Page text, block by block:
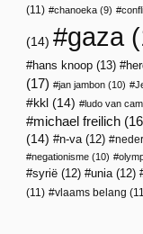
(11)
chanoeka (9)
(14) gaza
hans knoop (13)
(17)
jan jambon (10)
kkl (14) ludo van
michael freilich
(14)
n-va(12)
negationisme (10)
syrië (12) unia(12)
(11)
vlaams belang